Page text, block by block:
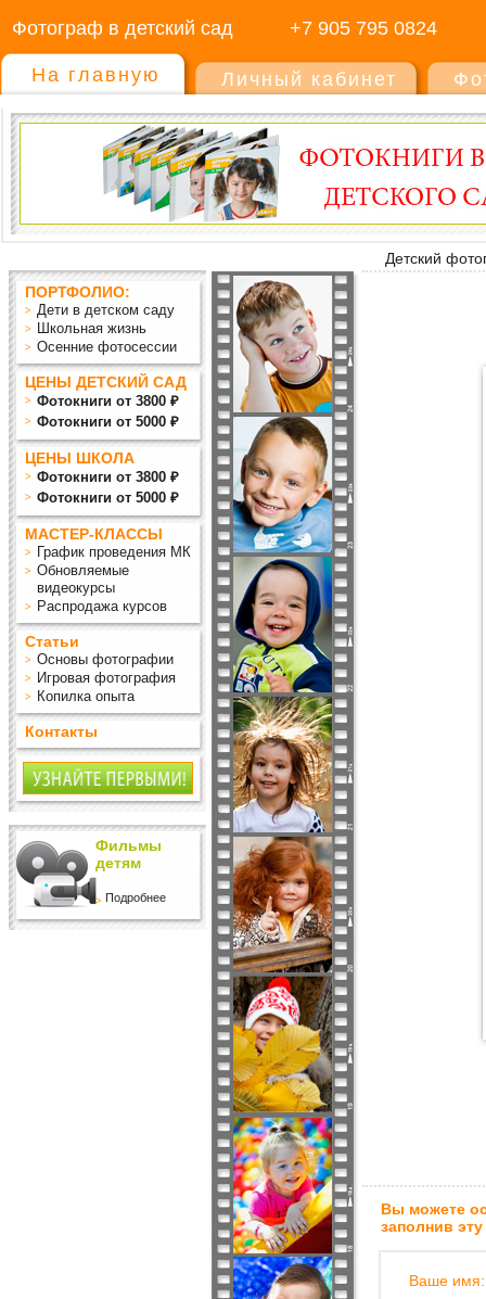
Фотограф в детский сад +7 905 795 0824
На главную Личный кабинет
Детский
ПОРТФОЛИО:
Дети в детском саду
Школьная жизнь
Осенние фотосессии
ЦЕНЫ ДЕТСКИЙ САД
Фотокниги от 3800 ₽
Фотокниги от 5000 ₽
ЦЕНЫ ШКОЛА
Фотокниги от 3800 ₽
Фотокниги от 5000 ₽
МАСТЕР-КЛАССЫ
График проведения МК
Обновляемые
видеокурсы
Распродажа курсов
Статьи
Основы фотографии
Игровая фотография
Копилка опыта
Контакты
Фильмы
детям
Подробнее
Вы можете
заполнив
Ваше имя: